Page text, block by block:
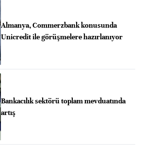
Almanya, Commerzbank konusunda
Unicredit ile görüşmelere hazırlanıyor
Bankacılık sektörü toplam mevduatında
artış